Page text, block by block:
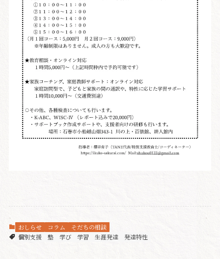
おしらせ コラム
そだちの相談
個別支援
塾 学び 学習 生涯発達 発達特性